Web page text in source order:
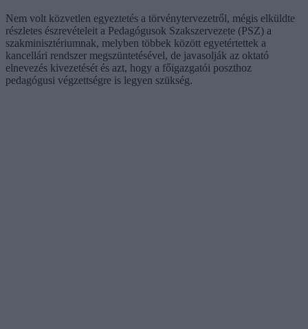
Nem volt közvetlen egyeztetés a törvénytervezetről, mégis elküldte
részletes észrevételeit a Pedagógusok Szakszervezete (PSZ) a
szakminisztériumnak, melyben többek között egyetértettek a
kancellári rendszer megszüntetésével, de javasolják az oktató
elnevezés kivezetését és azt, hogy a főigazgatói poszthoz
pedagógusi végzettségre is legyen szükség.